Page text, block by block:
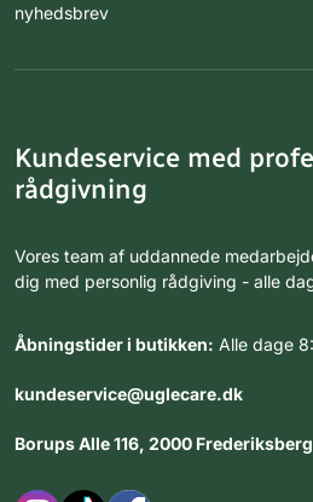
nyhedsbrev
Kundeservice med
rådgivning
Vores team af uddannede
dig med personlig rådgiving - alle
Åbningstider i butikken: Alle dage
kundeservice@uglecare.dk
Borups Alle 116, 2000 Frederiksberg